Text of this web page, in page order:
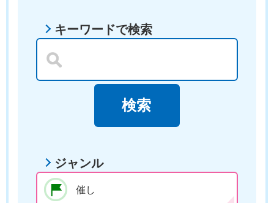
キーワードで検索
ジャンル
催し